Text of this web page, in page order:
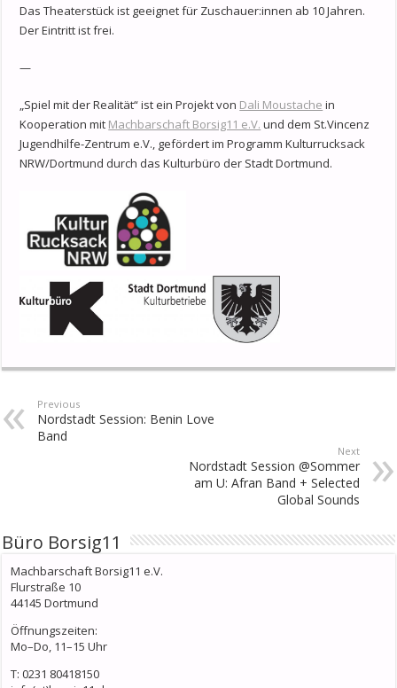
Das Theaterstück ist geeignet für Zuschauer:innen ab 10 Jahren.
Der Eintritt ist frei.
—
„Spiel mit der Realität“ ist ein Projekt von Dali Moustache in
Kooperation mit Machbarschaft Borsig11 e.V. und dem St.Vincenz
Jugendhilfe-Zentrum e.V., gefördert im Programm Kulturrucksack
NRW/Dortmund durch das Kulturbüro der Stadt Dortmund.
Previous
Nordstadt Session: Benin Love
Band
Next
Nordstadt Session @Sommer
am U: Afran Band + Selected
Global Sounds
Büro Borsig11
Machbarschaft Borsig11 e.V.
Flurstraße 10
44145 Dortmund
Öffnungszeiten:
Mo–Do, 11–15 Uhr
T: 0231 80418150